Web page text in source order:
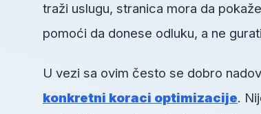
traži uslugu, stranica mora da
pomoći da donese odluku, a ne
U vezi sa ovim često se dobro
konkretni koraci optimizacije.